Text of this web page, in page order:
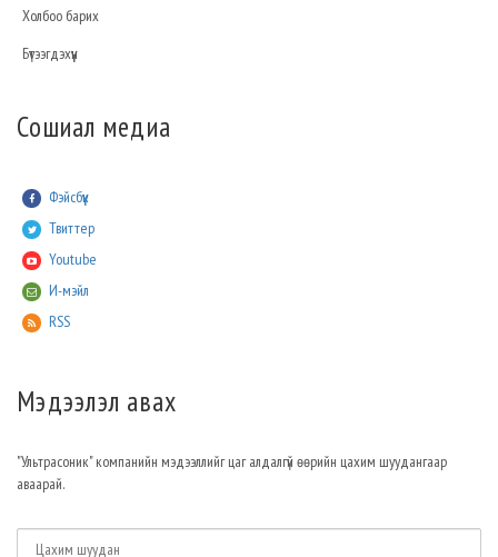
Холбоо барих
Бүтээгдэхүүн
Сошиал медиа
Фэйсбүүк
Твиттер
Youtube
И-мэйл
RSS
Мэдээлэл авах
"Ультрасоник" компанийн мэдээллийг цаг алдалгүй өөрийн цахим шуудангаар
аваарай.